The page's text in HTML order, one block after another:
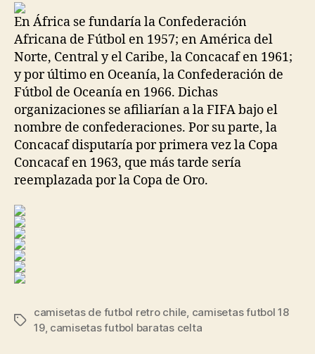
En África se fundaría la Confederación
Africana de Fútbol en 1957; en América del
Norte, Central y el Caribe, la Concacaf en 1961;
y por último en Oceanía, la Confederación de
Fútbol de Oceanía en 1966. Dichas
organizaciones se afiliarían a la FIFA bajo el
nombre de confederaciones. Por su parte, la
Concacaf disputaría por primera vez la Copa
Concacaf en 1963, que más tarde sería
reemplazada por la Copa de Oro.
Etiquetas
camisetas de futbol retro chile, camisetas futbol 18
19, camisetas futbol baratas celta